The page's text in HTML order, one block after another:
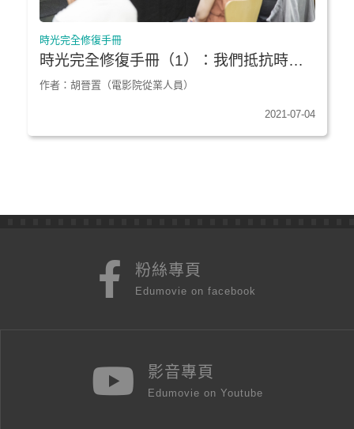
時光完全修復手冊
時光完全修復手冊（1）：我們抵抗時光
遺忘的理由
作者：胡晉置（電影院從業人員）
2021-07-04
粉絲專頁
Edumovie on facebook
影音專頁
Edumovie on Youtube